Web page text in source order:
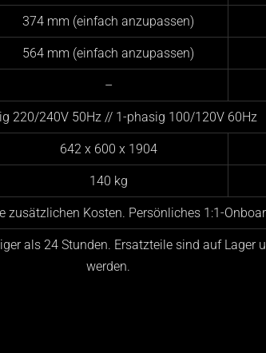
374 mm (einfach anzupassen)
564 mm (einfach anzupassen)
–
220/240V 50Hz // 1-phasig 100/120V 60Hz
642 x 600 x 1904
140 kg
zusätzlichen Kosten. Persönliches 1:1-
als 24 Stunden. Ersatzteile sind auf Lager
werden.